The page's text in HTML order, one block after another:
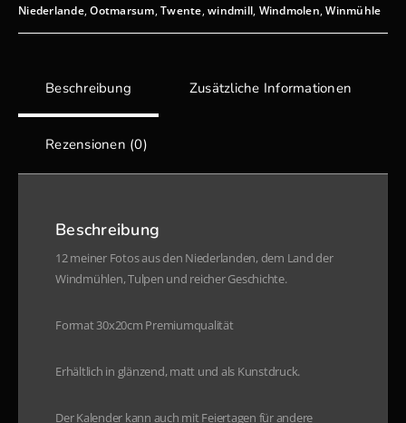
Niederlande,Ootmarsum,Twente,windmill, Windmolen,Winmühle
Beschreibung Zusätzliche Informationen
Rezensionen (0)
Beschreibung
12 meiner Fotos aus den Niederlanden, dem Land der
Windmühlen, Tulpen und reicher Geschichte.
Format 30x20cm Premiumqualität
Erhältlich in glänzend, matt und als Kunstdruck.
Der Kalender kann auch mit Feiertagen für andere